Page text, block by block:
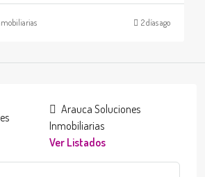
2 días ago
Arauca Soluciones
Inmobiliarias
Ver Listados